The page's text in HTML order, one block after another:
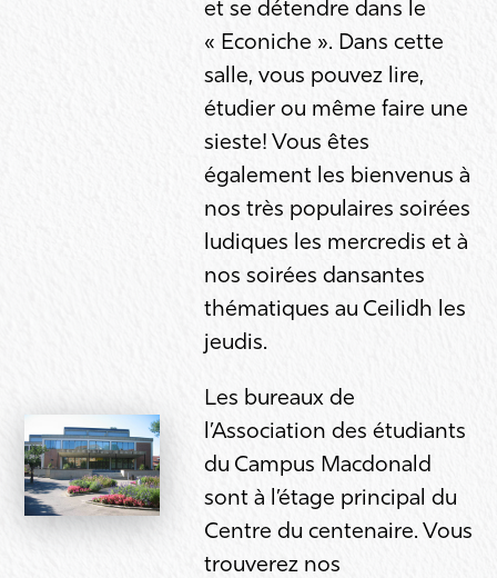
et se détendre dans le
« Econiche ». Dans cette
salle, vous pouvez lire,
étudier ou même faire une
sieste! Vous êtes
également les bienvenus à
nos très populaires soirées
ludiques les mercredis et à
nos soirées dansantes
thématiques au Ceilidh les
jeudis.
Les bureaux de
l’Association des étudiants
du Campus Macdonald
sont à l’étage principal du
Centre du centenaire. Vous
trouverez nos